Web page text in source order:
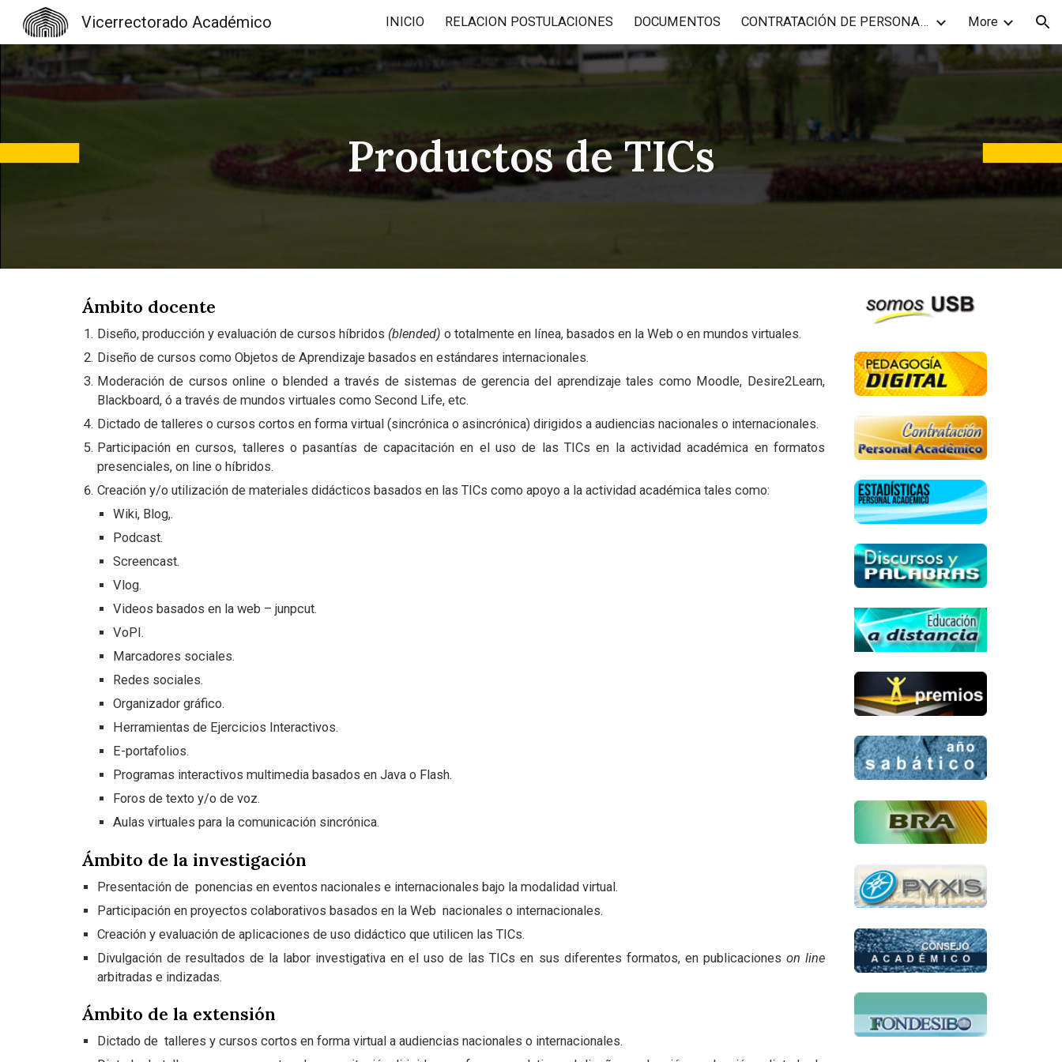
Skip to main content Skip to navigation
Vicerrectorado Académico INICIO RELACION POSTULACIONES DOCUMENTOS CONTRATACIÓN DE PERSONAL ACADÉMICO More
Productos de TICs
Ámbito docente
Diseño, producción y evaluación de cursos híbridos (blended) o totalmente en línea, basados en la Web o en mundos virtuales.
Diseño de cursos como Objetos de Aprendizaje basados en estándares internacionales.
Moderación de cursos online o blended a través de sistemas de gerencia del aprendizaje tales como Moodle, Desire2Learn,
Blackboard, ó a través de mundos virtuales como Second Life, etc.
Dictado de talleres o cursos cortos en forma virtual (sincrónica o asincrónica) dirigidos a audiencias nacionales o internacionales.
Participación en cursos, talleres o pasantías de capacitación en el uso de las TICs en la actividad académica en formatos
presenciales, on line o híbridos.
Creación y/o utilización de materiales didácticos basados en las TICs como apoyo a la actividad académica tales como:
Wiki, Blog,.
Podcast.
Screencast.
Vlog.
Videos basados en la web – junpcut.
VoPI.
Marcadores sociales.
Redes sociales.
Organizador gráfico.
Herramientas de Ejercicios Interactivos.
E-portafolios.
Programas interactivos multimedia basados en Java o Flash.
Foros de texto y/o de voz.
Aulas virtuales para la comunicación sincrónica.
Ámbito de la investigación
Presentación de ponencias en eventos nacionales e internacionales bajo la modalidad virtual.
Participación en proyectos colaborativos basados en la Web nacionales o internacionales.
Creación y evaluación de aplicaciones de uso didáctico que utilicen las TICs.
Divulgación de resultados de la labor investigativa en el uso de las TICs en sus diferentes formatos, en publicaciones on line
arbitradas e indizadas.
Ámbito de la extensión
Dictado de talleres y cursos cortos en forma virtual a audiencias nacionales o internacionales.